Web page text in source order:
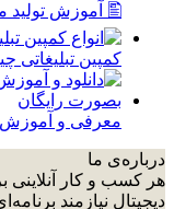
🖺 آموزش تولید
کمپین تبلیغاتی
معرفی و آموزش
درباره‌ی ما
هر کسب و کار آنلاینی
دیجیتال نیازمند